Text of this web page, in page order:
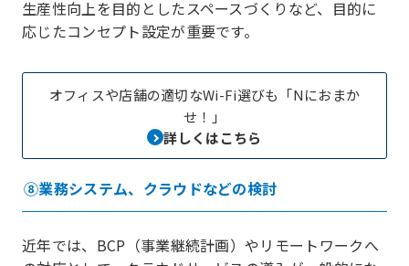
生産性向上を目的としたスペースづくりなど、目的に
応じたコンセプト設定が重要です。
オフィスや店舗の適切なWi-Fi選びも「Nにおまか
せ！」
詳しくはこちら
⑧業務システム、クラウドなどの検討
近年では、BCP（事業継続計画）やリモートワークへ